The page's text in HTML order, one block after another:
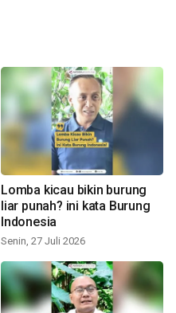
Lomba kicau bikin burung
liar punah? ini kata Burung
Indonesia
Senin, 27 Juli 2026